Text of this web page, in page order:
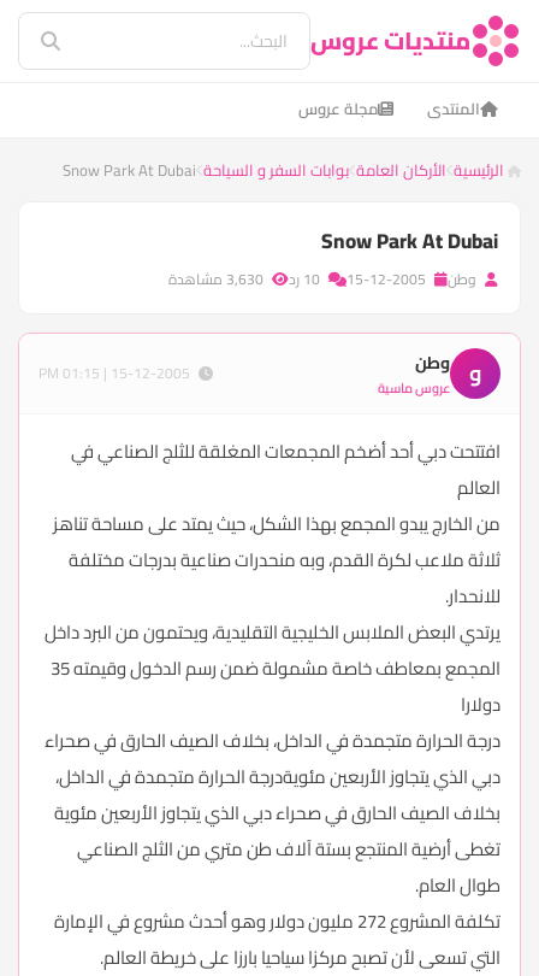
منتديات عروس
المنتدى مجلة عروس
الرئيسية الأركان العامة بوابات السفر و السياحة Snow Park At Dubai
Snow Park At Dubai
وطن
و وطن
عروس ماسية
افتتحت دبي أحد أضخم المجمعات المغلقة للثلج الصناعي في
العالم
من الخارج يبدو المجمع بهذا الشكل، حيث يمتد على مساحة تناهز
ثلاثة ملاعب لكرة القدم، وبه منحدرات صناعية بدرجات مختلفة
للانحدار.
يرتدي البعض الملابس الخليجية التقليدية، ويحتمون من البرد داخل
المجمع بمعاطف خاصة مشمولة ضمن رسم الدخول وقيمته 35
دولارا
درجة الحرارة متجمدة في الداخل، بخلاف الصيف الحارق في صحراء
دبي الذي يتجاوز الأربعين مئويةدرجة الحرارة متجمدة في الداخل،
بخلاف الصيف الحارق في صحراء دبي الذي يتجاوز الأربعين مئوية
تغطى أرضية المنتجع بستة آلاف طن متري من الثلج الصناعي
طوال العام.
تكلفة المشروع 272 مليون دولار وهو أحدث مشروع في الإمارة
التي تسعى لأن تصبح مركزا سياحيا بارزا على خريطة العالم.